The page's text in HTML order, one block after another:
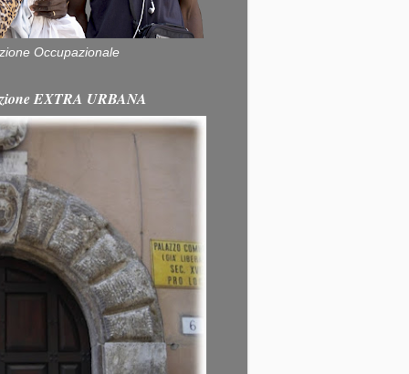
Occupazionale
EXTRA URBANA